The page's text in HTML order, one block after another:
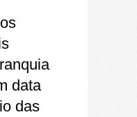
data
das